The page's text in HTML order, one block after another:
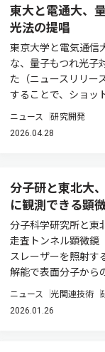
東大と電通大、
光法の提唱
東京大学と電気通信
な、量子もつれ光子
た（ニュースリリー
することで、ショ
ニュース 研究開発
2026.04.28
分子研と東北大
に観測できる顕
分子科学研究所と東
走査トンネル顕微鏡
スレーザーを照射す
解能で表面分子から
ニュース 光関連技術
2026.01.26